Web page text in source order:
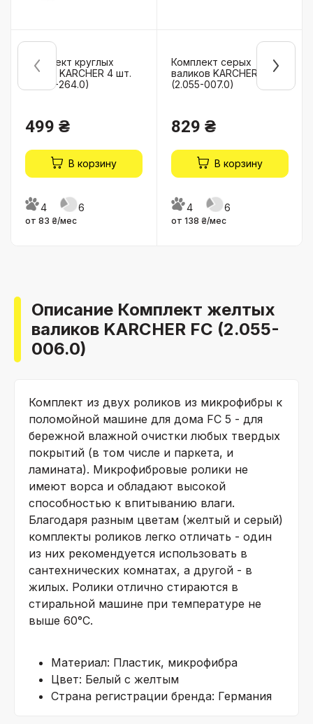
Комплект круглых
щеток KARCHER 4 шт.
(2.863-264.0)
499 ₴
В корзину
4 6
от 83 ₴/мес
Комплект серых
валиков KARCHER FC
(2.055-007.0)
829 ₴
В корзину
4 6
от 138 ₴/мес
Описание Комплект желтых
валиков KARCHER FC (2.055-
006.0)
Комплект из двух роликов из микрофибры к
поломойной машине для дома FC 5 - для
бережной влажной очистки любых твердых
покрытий (в том числе и паркета, и
ламината). Микрофибровые ролики не
имеют ворса и обладают высокой
способностью к впитыванию влаги.
Благодаря разным цветам (желтый и серый)
комплекты роликов легко отличать - один
из них рекомендуется использовать в
сантехнических комнатах, а другой - в
жилых. Ролики отлично стираются в
стиральной машине при температуре не
выше 60°C.
Материал: Пластик, микрофибра
Цвет: Белый с желтым
Страна регистрации бренда: Германия